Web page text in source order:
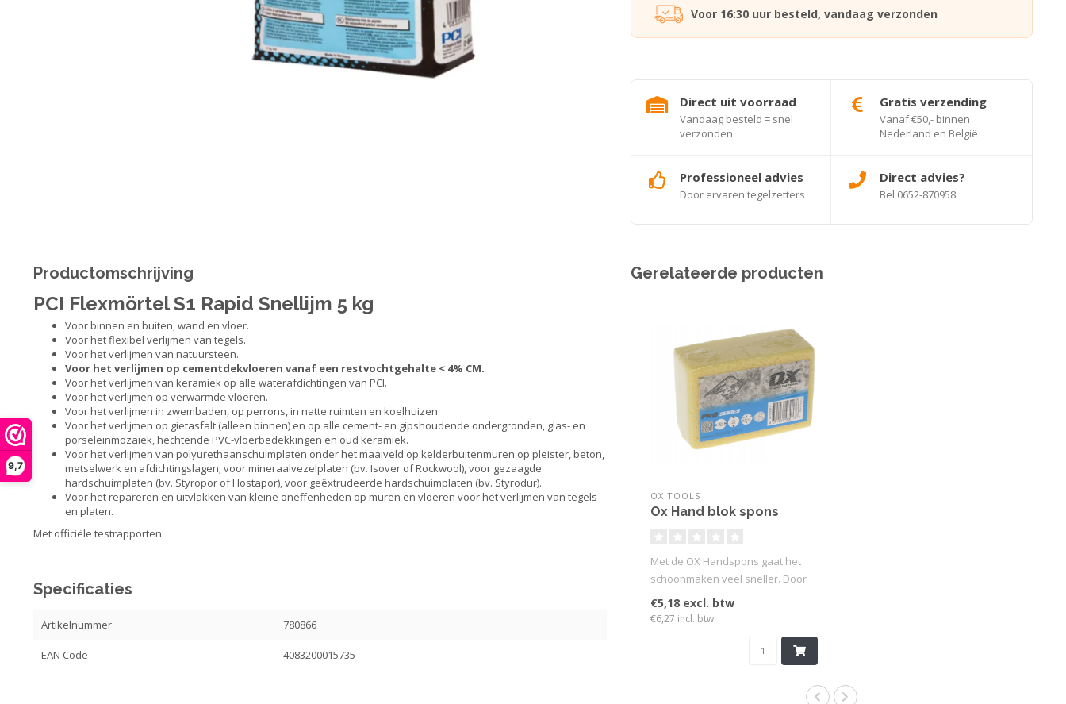
9,7
Voor 16:30 uur besteld, vandaag verzonden
Direct uit voorraad
Vandaag besteld = snel
verzonden
Gratis verzending
Vanaf €50,- binnen
Nederland en België
Professioneel advies
Door ervaren tegelzetters
Direct advies?
Bel 0652-870958
Productomschrijving
PCI Flexmörtel S1 Rapid Snellijm 5 kg
Voor binnen en buiten, wand en vloer.
Voor het flexibel verlijmen van tegels.
Voor het verlijmen van natuursteen.
Voor het verlijmen op cementdekvloeren vanaf een restvochtgehalte < 4% CM.
Voor het verlijmen van keramiek op alle waterafdichtingen van PCI.
Voor het verlijmen op verwarmde vloeren.
Voor het verlijmen in zwembaden, op perrons, in natte ruimten en koelhuizen.
Voor het verlijmen op gietasfalt (alleen binnen) en op alle cement- en gipshoudende ondergronden, glas- en
porseleinmozaïek, hechtende PVC-vloerbedekkingen en oud keramiek.
Voor het verlijmen van polyurethaanschuimplaten onder het maaiveld op kelderbuitenmuren op pleister, beton,
metselwerk en afdichtingslagen; voor mineraalvezelplaten (bv. Isover of Rockwool), voor gezaagde
hardschuimplaten (bv. Styropor of Hostapor), voor geëxtrudeerde hardschuimplaten (bv. Styrodur).
Voor het repareren en uitvlakken van kleine oneffenheden op muren en vloeren voor het verlijmen van tegels
en platen.
Met officiële testrapporten.
Specificaties
Artikelnummer 780866
EAN Code 4083200015735
Gerelateerde producten
OX TOOLS
Ox Hand blok spons
Met de OX Handspons gaat het
schoonmaken veel sneller. Door
de dikte van de spon..
€5,18 excl. btw
€6,27 incl. btw